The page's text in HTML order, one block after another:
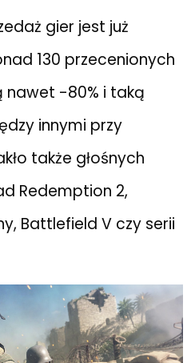
gier jest już
130 przecenionych
nawet -80% i taką
innymi przy
także głośnych
Redemption 2,
Battlefield V czy serii